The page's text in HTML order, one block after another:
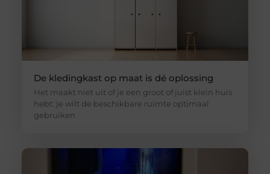
De kledingkast op maat is dé oplossing
Het maakt niet uit of je een groot of juist klein huis
hebt: je wilt de beschikbare ruimte optimaal
gebruiken